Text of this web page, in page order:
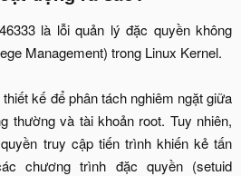
là lỗi quản lý đặc quyền không
Management) trong Linux Kernel.
kế để phân tách nghiêm ngặt giữa
thường và tài khoản root. Tuy nhiên,
truy cập tiến trình khiến kẻ tấn
chương trình đặc quyền (setuid